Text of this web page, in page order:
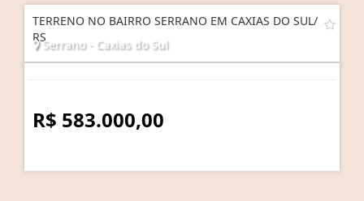
TERRENO NO BAIRRO SERRANO EM CAXIAS DO SUL/
RSSerrano - Caxias do Sul
R$ 583.000,00